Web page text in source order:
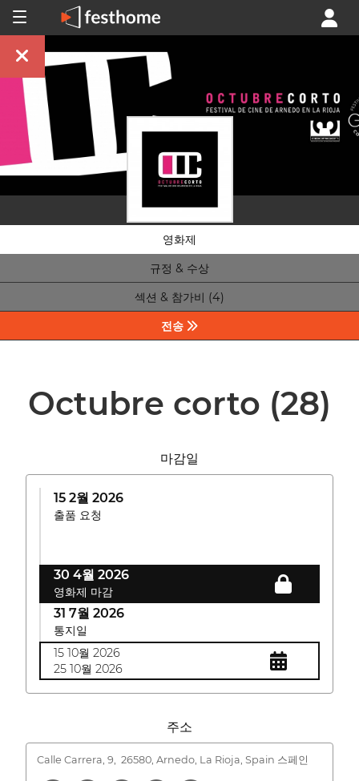
영화제
규정 & 수상
섹션 & 참가비 (4)
전송
Octubre corto (28)
마감일
15 2월 2026
출품 요청
30 4월 2026
영화제 마감
31 7월 2026
통지일
15 10월 2026
25 10월 2026
주소
Calle Carrera, 9, 26580, Arnedo, La Rioja, Spain 스페인